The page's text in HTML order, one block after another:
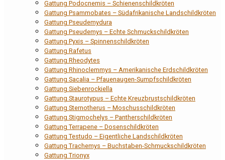
Gattung Podocnemis – Schienenschildkröten
Gattung Psammobates – Südafrikanische Landschildkröten
Gattung Pseudemydura
Gattung Pseudemys – Echte Schmuckschildkröten
Gattung Pyxis – Spinnenschildkröten
Gattung Rafetus
Gattung Rheodytes
Gattung Rhinoclemmys – Amerikanische Erdschildkröten
Gattung Sacalia – Pfauenaugen-Sumpfschildkröten
Gattung Siebenrockiella
Gattung Staurotypus – Echte Kreuzbrustschildkröten
Gattung Sternotherus – Moschusschildkröten
Gattung Stigmochelys – Pantherschildkröten
Gattung Terrapene – Dosenschildkröten
Gattung Testudo – Eigentliche Landschildkröten
Gattung Trachemys – Buchstaben-Schmuckschildkröten
Gattung Trionyx